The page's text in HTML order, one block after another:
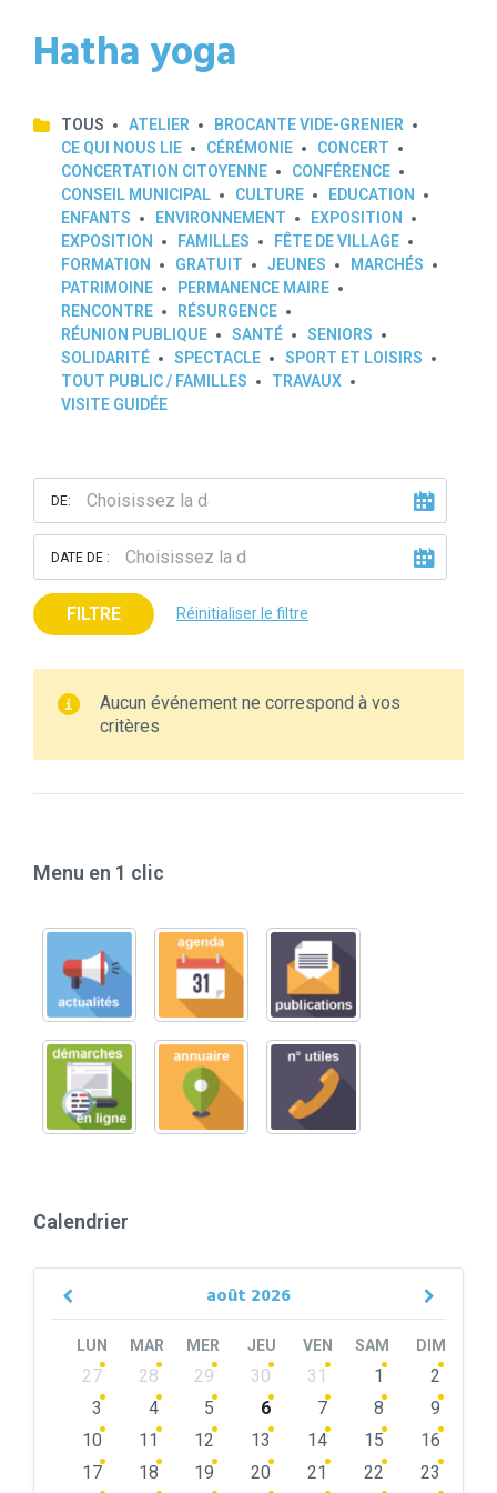
Hatha yoga
TOUS ATELIER
BROCANTE VIDE-GRENIER
CE QUI NOUS LIE
CÉRÉMONIE
CONCERT
CONCERTATION CITOYENNE
CONFÉRENCE
CONSEIL MUNICIPAL
CULTURE
EDUCATION
ENFANTS
ENVIRONNEMENT
EXPOSITION
EXPOSITION
FAMILLES
FÊTE DE VILLAGE
FORMATION
GRATUIT JEUNES
MARCHÉS
PATRIMOINE
PERMANENCE MAIRE
RENCONTRE
RÉSURGENCE
RÉUNION PUBLIQUE
SANTÉ
SENIORS
SOLIDARITÉ
SPECTACLE
SPORT ET LOISIRS
TOUT PUBLIC / FAMILLES
TRAVAUX
VISITE GUIDÉE
DE:
DATE DE :
FILTRE Réinitialiser le filtre
Aucun événement ne correspond à vos
critères
Menu en 1 clic
Calendrier
août 2026
Previous
LUN MAR MER JEU VEN SAM DIM
Skip
calendar
27 28 29 30 31 1
2
3
4 5 6 7 8
9
10
11 12 13 14 15
16
17
18 19 20 21 22
23